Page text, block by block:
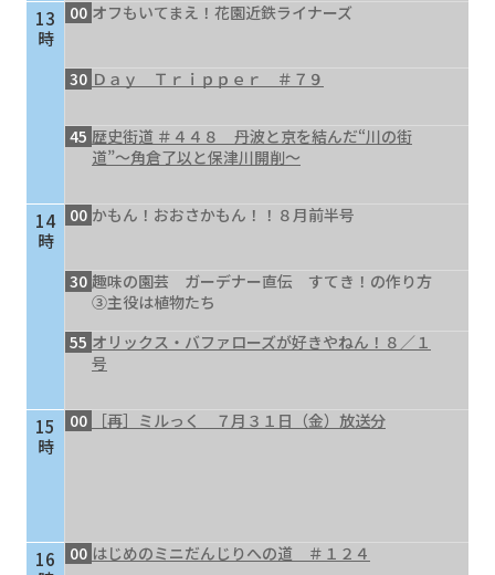
13
時
14
時
15
時
16
00 オフもいてまえ！花園近鉄ライナーズ
30 Ｄａｙ Ｔｒｉｐｐｅｒ ＃７９
45 歴史街道 ＃４４８ 丹波と京を結んだ“川の街
道”～角倉了以と保津川開削～
00 かもん！おおさかもん！！８月前半号
30 趣味の園芸 ガーデナー直伝 すてき！の作り方
③主役は植物たち
55 オリックス・バファローズが好きやねん！８／１
号
00 ［再］ミルっく ７月３１日（金）放送分
00 はじめのミニだんじりへの道 ＃１２４